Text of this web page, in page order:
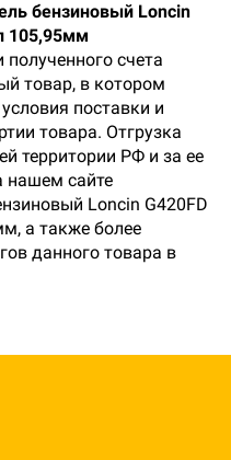
бензиновый Loncin
105,95мм
счета
товар, в котором
поставки и
товара. Отгрузка
территории РФ и за ее
нашем сайте
Loncin G420FD
а также более
данного товара в